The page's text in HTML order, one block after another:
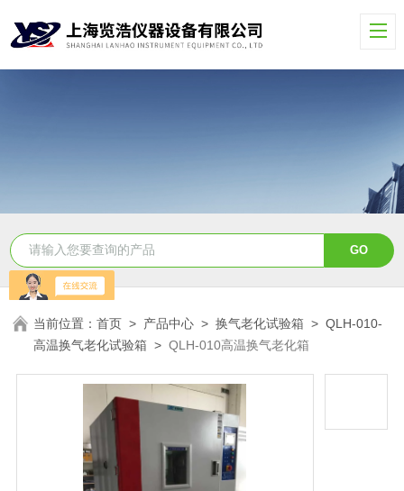
当前位置：首页 > 产品中心 >换气老化试验箱 >QLH-010-
高温换气老化试验箱 >QLH-010高温换气老化箱